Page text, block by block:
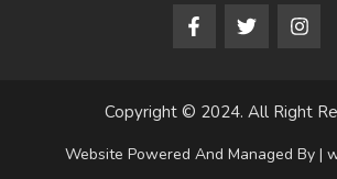
F
a
c
o
k
T
w
i
e
I
n
s
g
a
Copyright © 2024. All Right
Website Powered And Managed By |